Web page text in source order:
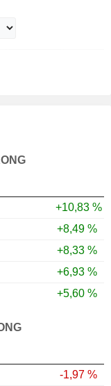
+10,83 %
+8,49 %
+8,33 %
+6,93 %
+5,60 %
-1,97 %